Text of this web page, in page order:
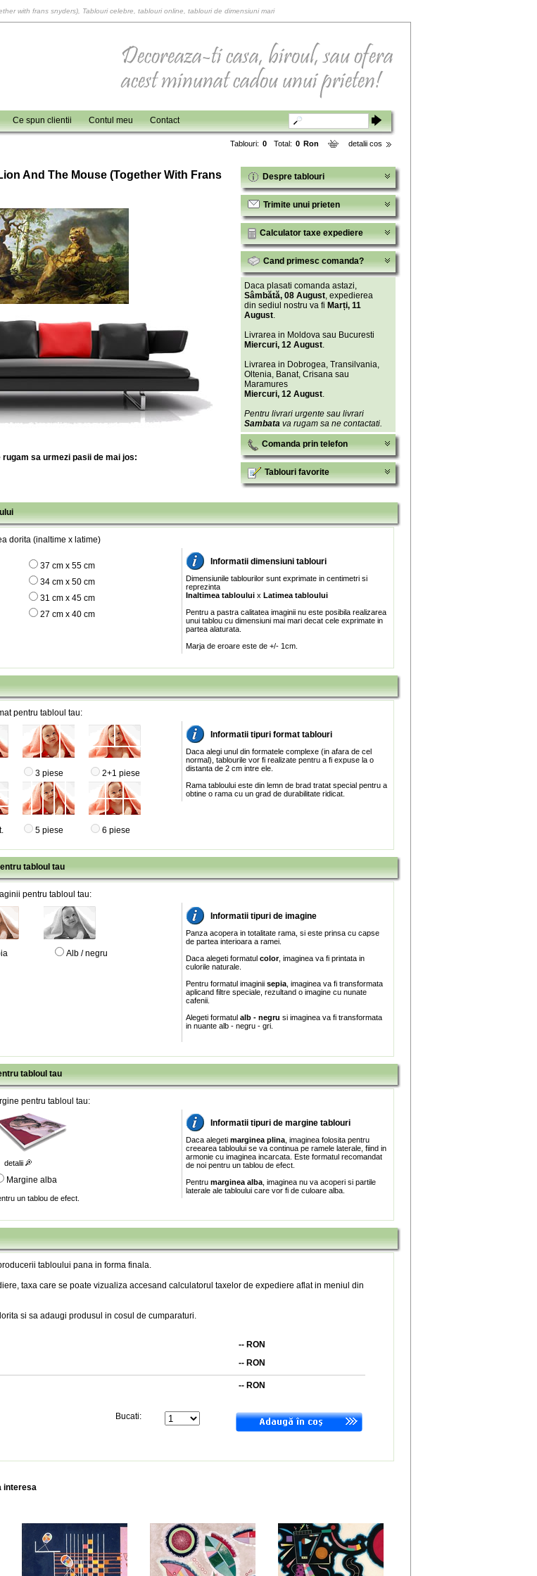
with frans snyders), Tablouri celebre, tablouri online, tablouri de dimensiuni mari
Ce spun clientii Contul meu Contact
detalii cos
Tablouri: 0 Total: 0 Ron
And The Mouse (together With Frans
Despre tablouri
Trimite unui prieten
Calculator taxe expediere
Cand primesc comanda?
Daca plasati comanda astazi,
Sâmbătă, 08 August, expedierea
din sediul nostru va fi Marți, 11
August.
Livrarea in Moldova sau Bucuresti
Miercuri, 12 August.
Livrarea in Dobrogea, Transilvania,
Oltenia, Banat, Crisana sau
Maramures
Miercuri, 12 August.
Pentru livrari urgente sau livrari
Sambata va rugam sa ne contactati.
Comanda prin telefon
Tablouri favorite
sa urmezi pasii de mai jos:
dorita (inaltime x latime)
37 cm x 55 cm
34 cm x 50 cm
31 cm x 45 cm
27 cm x 40 cm
Informatii dimensiuni tablouri
Dimensiunile tablourilor sunt exprimate in centimetri si
reprezinta
Inaltimea tabloului x Latimea tabloului
Pentru a pastra calitatea imaginii nu este posibila realizarea
unui tablou cu dimensiuni mai mari decat cele exprimate in
partea alaturata.
Marja de eroare este de +/- 1cm.
pentru tabloul tau:
3 piese 2+1 piese
Informatii tipuri format tablouri
Daca alegi unul din formatele complexe (in afara de cel
normal), tablourile vor fi realizate pentru a fi expuse la o
distanta de 2 cm intre ele.
Rama tabloului este din lemn de brad tratat special pentru a
obtine o rama cu un grad de durabilitate ridicat.
5 piese 6 piese
tabloul tau
pentru tabloul tau:
Alb / negru
Informatii tipuri de imagine
Panza acopera in totalitate rama, si este prinsa cu capse
de partea interioara a ramei.
Daca alegeti formatul color, imaginea va fi printata in
culorile naturale.
Pentru formatul imaginii sepia , imaginea va fi transformata
aplicand filtre speciale, rezultand o imagine cu nunate
cafenii.
Alegeti formatul alb - negru si imaginea va fi transformata
in nuante alb - negru - gri.
tabloul tau
pentru tabloul tau:
detalii
Margine alba
un tablou de efect.
Informatii tipuri de margine tablouri
Daca alegeti marginea plina , imaginea folosita pentru
creearea tabloului se va continua pe ramele laterale, fiind in
armonie cu imaginea incarcata. Este formatul recomandat
de noi pentru un tablou de efect.
Pentru marginea alba , imaginea nu va acoperi si partile
laterale ale tabloului care vor fi de culoare alba.
tabloului pana in forma finala.
taxa care se poate vizualiza accesand calculatorul taxelor de expediere aflat in meniul din
si sa adaugi produsul in cosul de cumparaturi.
-- RON
-- RON
-- RON
Bucati:
interesa